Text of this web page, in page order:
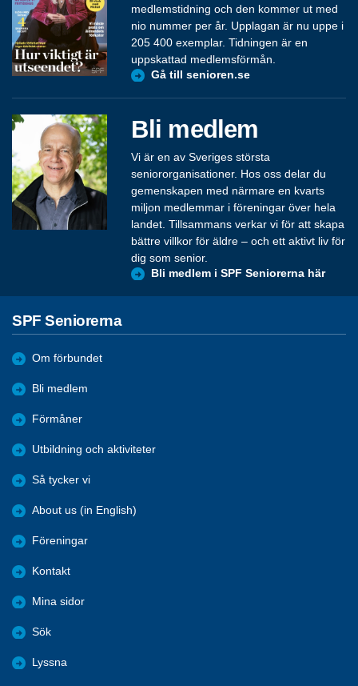
medlemstidning och den kommer ut med
nio nummer per år. Upplagan är nu uppe i
205 400 exemplar. Tidningen är en
uppskattad medlemsförmån.
Gå till senioren.se
Bli medlem
Vi är en av Sveriges största
seniororganisationer. Hos oss delar du
gemenskapen med närmare en kvarts
miljon medlemmar i föreningar över hela
landet. Tillsammans verkar vi för att skapa
bättre villkor för äldre – och ett aktivt liv för
dig som senior.
Bli medlem i SPF Seniorerna här
SPF Seniorerna
Om förbundet
Bli medlem
Förmåner
Utbildning och aktiviteter
Så tycker vi
About us (in English)
Föreningar
Kontakt
Mina sidor
Sök
Lyssna